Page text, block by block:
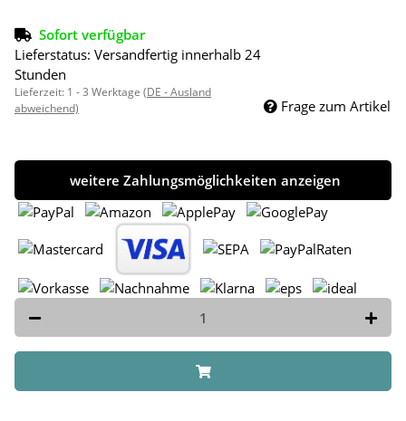
Sofort verfügbar
Lieferstatus: Versandfertig innerhalb 24
Stunden
Lieferzeit: 1 - 3 Werktage (DE - Ausland
abweichend)
Frage zum Artikel
weitere Zahlungsmöglichkeiten anzeigen